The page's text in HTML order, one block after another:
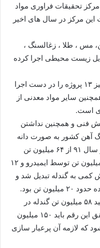
تحقیقات فراوری مواد
این مركز در سال های اخیر
مس ، طلا ، زغالسنگ ،
زیست محیطی اجرا كرده
وی با بیان اینكه این مركز در سال ۹۲ نیز ۱۳ پروژه را در دست اجرا
سایر مواد معدنی از
است.
فنی و همچنین نداشتن
آهن كشور به صورت دانه
بندی صادر می شود . براساس آمار در سال ۹۱ از ۶۴ میلیون تن
كانسنگ استخراج شده از معادن ( ۵۲ میلیون تن توسط ایمیدرو و ۱۲
به گندله تبدیل شد و
تن بود.
وی با اشاره به برنامه ایمیدرو برای تولید ۵۸ میلیون تن گندله در
سال های آینده اظهار داشت: برای تحقق این رقم باید ۱۵۰ میلیون
كه لازمه آن پرعیار سازی